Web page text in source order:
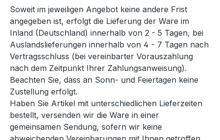
Soweit im jeweiligen Angebot keine andere Frist
angegeben ist, erfolgt die Lieferung der Ware im
Inland (Deutschland) innerhalb von 2 - 5 Tagen, bei
Auslandslieferungen innerhalb von 4 - 7 Tagen nach
Vertragsschluss (bei vereinbarter Vorauszahlung
nach dem Zeitpunkt Ihrer Zahlungsanweisung).
Beachten Sie, dass an Sonn- und Feiertagen keine
Zustellung erfolgt.
Haben Sie Artikel mit unterschiedlichen Lieferzeiten
bestellt, versenden wir die Ware in einer
gemeinsamen Sendung, sofern wir keine